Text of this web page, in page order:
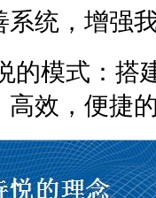
系统，增强
的模式：搭
高效，便捷